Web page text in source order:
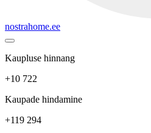
nostrahome.ee
Kaupluse hinnang
+10 722
Kaupade hindamine
+119 294